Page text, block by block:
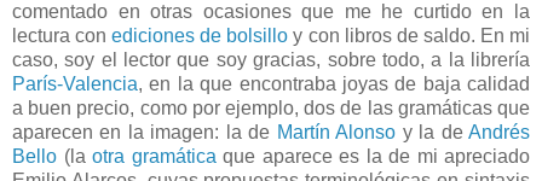
comentado en otras ocasiones que me he curtido en la
lectura conediciones de bolsillo y con libros de saldo. En mi
caso, soy el lector que soy gracias, sobre todo, a la librería
París-Valencia, en la que encontraba joyas de baja calidad
a buen precio, como por ejemplo, dos de las gramáticas que
aparecen en la imagen: la de Martín Alonso y la deAndrés
Bello (la otra gramáticaque aparece es la de mi apreciado